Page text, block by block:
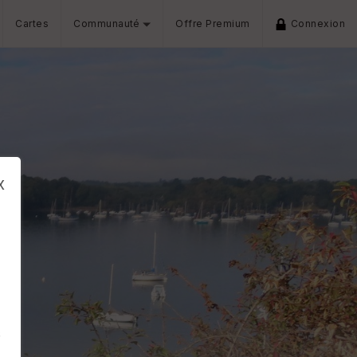
Cartes Communauté Offre Premium Connexion